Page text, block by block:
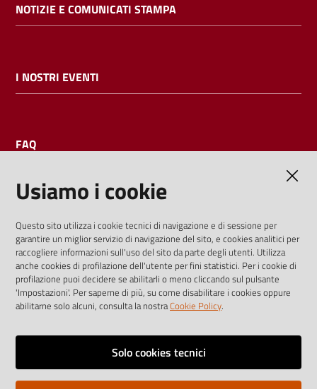
bibliotecario
NOTIZIE E COMUNICATI STAMPA
I NOSTRI EVENTI
FAQ
I dati personali pubblicati sono riutilizzabili solo alle condizioni
previste dalla direttiva comunitaria 2003/98/CE e dal d.lgs.
36/2006
Vai alla pagina
Note legali
Usiamo i cookie
Questo sito utilizza i cookie tecnici di navigazione e di sessione per
garantire un miglior servizio di navigazione del sito, e cookies analitici per
raccogliere informazioni sull'uso del sito da parte degli utenti. Utilizza
anche cookies di profilazione dell'utente per fini statistici. Per i cookie di
profilazione puoi decidere se abilitarli o meno cliccando sul pulsante
'Impostazioni'. Per saperne di più, su come disabilitare i cookies oppure
abilitarne solo alcuni, consulta la nostraCookie Policy.
Solo cookies tecnici